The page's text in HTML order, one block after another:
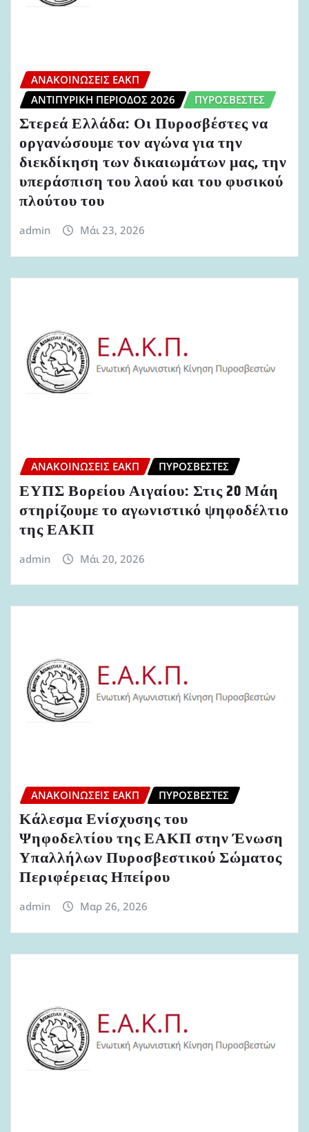
ΑΝΑΚΟΙΝΏΣΕΙΣ ΕΑΚΠ
ΑΝΤΙΠΥΡΙΚΉ ΠΕΡΊΟΔΟΣ 2026
ΠΥΡΟΣΒΈΣΤΕΣ
Στερεά Ελλάδα: Οι Πυροσβέστες να
οργανώσουμε τον αγώνα για την
διεκδίκηση των δικαιωμάτων μας, την
υπεράσπιση του λαού και του φυσικού
πλούτου του
admin Μάι 23, 2026
ΑΝΑΚΟΙΝΏΣΕΙΣ ΕΑΚΠ ΠΥΡΟΣΒΈΣΤΕΣ
ΕΥΠΣ Βορείου Αιγαίου: Στις 20 Μάη
στηρίζουμε το αγωνιστικό ψηφοδέλτιο
της ΕΑΚΠ
admin Μάι 20, 2026
ΑΝΑΚΟΙΝΏΣΕΙΣ ΕΑΚΠ ΠΥΡΟΣΒΈΣΤΕΣ
Κάλεσμα Ενίσχυσης του
Ψηφοδελτίου της ΕΑΚΠ στην Ένωση
Υπαλλήλων Πυροσβεστικού Σώματος
Περιφέρειας Ηπείρου
admin Μαρ 26, 2026